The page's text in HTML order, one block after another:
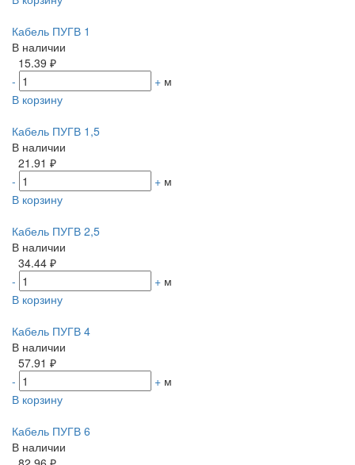
Кабель ПУГВ 1
В наличии
15.39 ₽
-
+ м
В корзину
Кабель ПУГВ 1,5
В наличии
21.91 ₽
-
+ м
В корзину
Кабель ПУГВ 2,5
В наличии
34.44 ₽
-
+ м
В корзину
Кабель ПУГВ 4
В наличии
57.91 ₽
-
+ м
В корзину
Кабель ПУГВ 6
В наличии